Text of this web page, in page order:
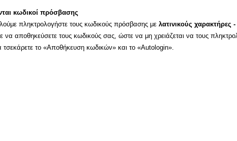
κωδικοί πρόσβασης
πληκτρολογήστε τους κωδικούς πρόσβασης μελατινικούς χαρακτήρες -
να αποθηκεύσετε τους κωδικούς σας, ώστε να μη χρειάζεται να τους
τσεκάρετε το «Αποθήκευση κωδικών» και το «Autologin».